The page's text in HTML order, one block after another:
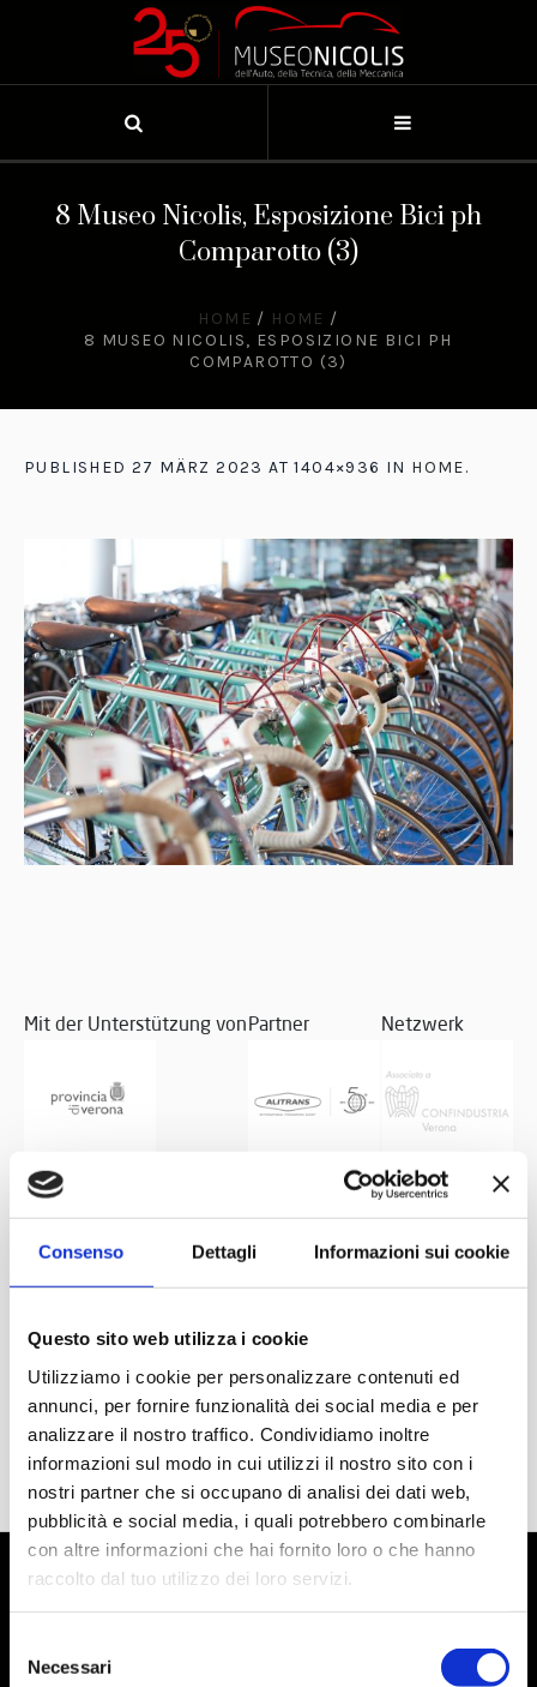
Consenso Dettagli Informazioni sui cookie
Questo sito web utilizza i cookie
Utilizziamo i cookie per personalizzare contenuti ed
annunci, per fornire funzionalità dei social media e per
analizzare il nostro traffico. Condividiamo inoltre
informazioni sul modo in cui utilizzi il nostro sito con i
nostri partner che si occupano di analisi dei dati web,
pubblicità e social media, i quali potrebbero combinarle
con altre informazioni che hai fornito loro o che hanno
raccolto dal tuo utilizzo dei loro servizi.
delNecessari
8 Museo Nicolis, Esposizione Bici ph
Comparotto (3)
HOME / HOME /
8 MUSEO NICOLIS, ESPOSIZIONE BICI PH
COMPAROTTO (3)
PUBLISHED 27 MÄRZ 2023 AT 1404×936 IN HOME.
Mit der Unterstützung vonPartner Netzwerk